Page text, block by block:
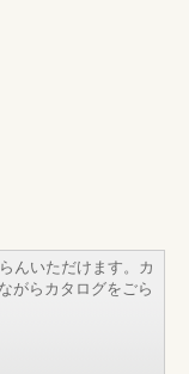
んいただけます。カ
がらカタログをごら